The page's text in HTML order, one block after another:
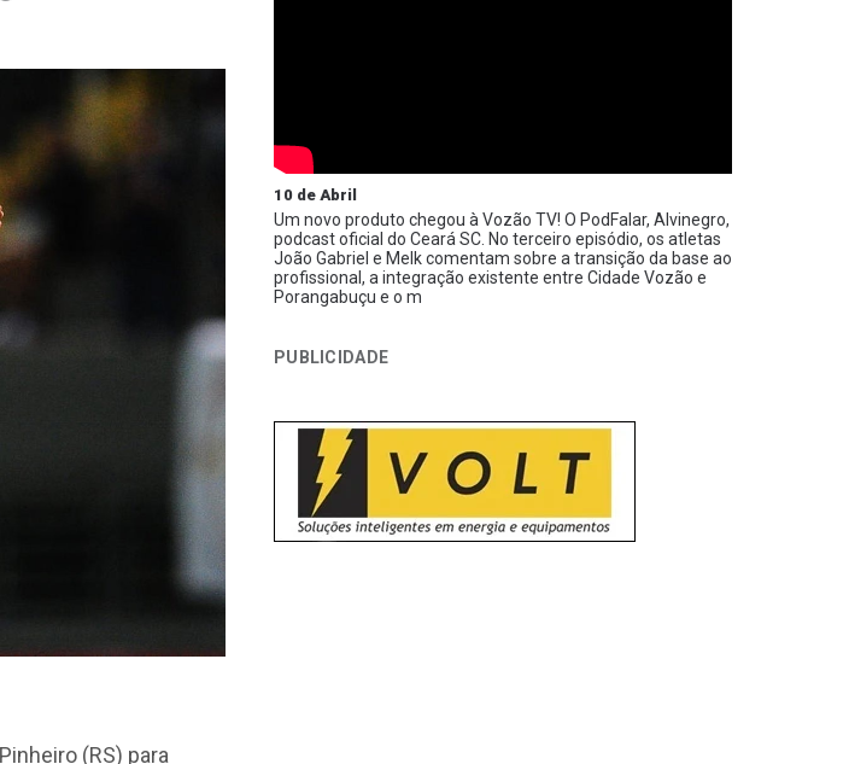
(RS) para
10 de Abril
Um novo produto chegou à Vozão TV! O PodFalar, Alvinegro,
podcast oficial do Ceará SC. No terceiro episódio, os atletas
João Gabriel e Melk comentam sobre a transição da base ao
profissional, a integração existente entre Cidade Vozão e
Porangabuçu e o m
PUBLICIDADE